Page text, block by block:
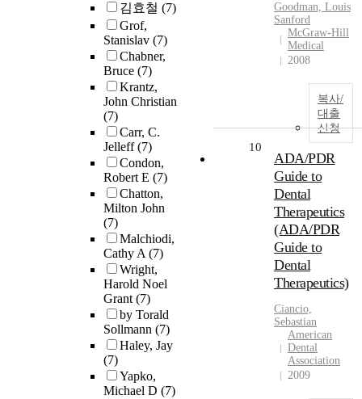
김효철 (7)
Grof,
Stanislav (7)
Chabner,
Bruce (7)
Krantz,
John Christian
(7)
Carr, C.
Jelleff(7)
Condon,
Robert E (7)
Chatton,
Milton John
(7)
Malchiodi,
Cathy A(7)
Wright,
Harold Noel
Grant(7)
by Torald
Sollmann (7)
Haley, Jay
(7)
Yapko,
Michael D (7)
Goodman, Louis
Sanford
McGraw-Hill
Medical
2008
복사/
대출
신청
10
ADA/PDR
Guide to
Dental
Therapeutics
(ADA/PDR
Guide to
Dental
Therapeutics)
Ciancio,
Sebastian
American
Dental
Association
2009